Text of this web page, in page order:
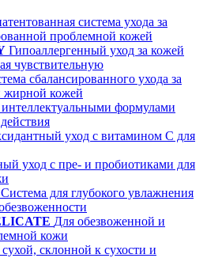
система ухода за
проблемной кожей
Гипоаллергенный уход за кожей
чувствительную
сбалансированного ухода за
жирной кожей
интеллектуальными формулами
уход с витамином С для
уход с пре- и пробиотиками для
Система для глубокого увлажнения
Для обезвоженной и
кожи
склонной к сухости и